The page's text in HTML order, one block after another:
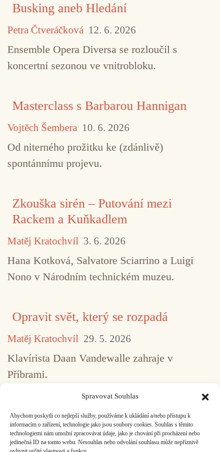
Spravovat Souhlas
Abychom poskytli co nejlepší služby, používáme k ukládání a/nebo přístupu k
informacím o zařízení, technologie jako jsou soubory cookies. Souhlas s těmito
technologiemi nám umožní zpracovávat údaje, jako je chování při procházení nebo
jedinečná ID na tomto webu. Nesouhlas nebo odvolání souhlasu může nepříznivě
Busking aneb Hledání
Petra Čtveráčková 12. 6. 2026
Ensemble Opera Diversa se rozloučil s
koncertní sezonou ve vnitrobloku.
Masterclass s Barbarou Hannigan
Vojtěch Šembera 10. 6. 2026
Od niterného prožitku ke (zdánlivě)
spontánnímu projevu.
Zkouška sirén – Putování mezi
Rackem a Kuňkadlem
Matěj Kratochvíl 3. 6. 2026
Hana Kotková, Salvatore Sciarrino a Luigi
Nono v Národním technickém muzeu.
Opravit svět, který se rozpadá
Matěj Kratochvíl 29. 5. 2026
Klavírista Daan Vandewalle zahraje v
Příbrami.
1 2 3 4 5 ... 517